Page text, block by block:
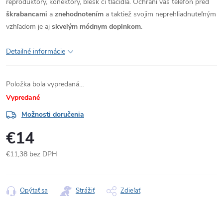
škrabancami a znehodnotením a taktiež svojim neprehliadnuteľným
vzhľadom je aj skvelým módnym doplnkom.
Detailné informácie
Položka bola vypredaná…
Vypredané
Možnosti doručenia
€14
€11,38 bez DPH
cena:
Opýtať sa Strážiť Zdieľať